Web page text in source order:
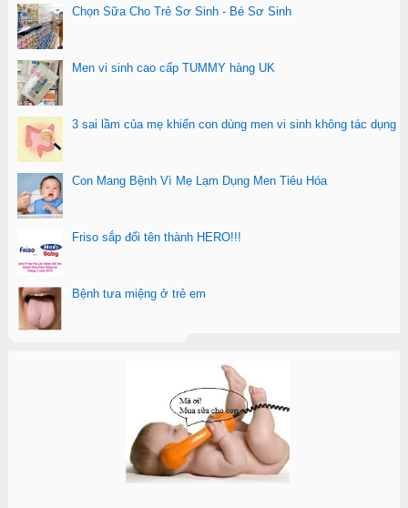
Chọn Sữa Cho Trẻ Sơ Sinh - Bé Sơ Sinh
Men vi sinh cao cấp TUMMY hàng UK
3 sai lầm của mẹ khiến con dùng men vi sinh không tác dụng
Con Mang Bệnh Vì Mẹ Lạm Dụng Men Tiêu Hóa
Friso sắp đổi tên thành HERO!!!
Bệnh tưa miệng ở trẻ em